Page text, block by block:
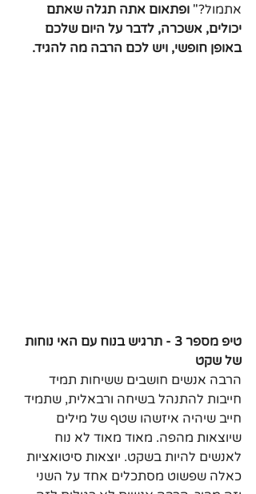
אתמול?" ופתאום אתה תגלה שאתם
יכולים, אשכרה, לדבר על היום שלכם
באופן חופשי, ויש לכם הרבה מה להגיד.
טיפ מספר 3 - תרגיש בנוח עם האי נוחות
של שקט
הרבה אנשים חושבים ששיחות תמיד
חייבות להתנהל בשיחה ורבאלית, שתמיד
חייב שיהיה איזשהו שטף של מילים
שיוצאות מהפה. מאוד מאוד לא נוח
לאנשים להיות בשקט. יוצאות סיטואציות
כאלה שפשוט מסתכלים אחד על השני